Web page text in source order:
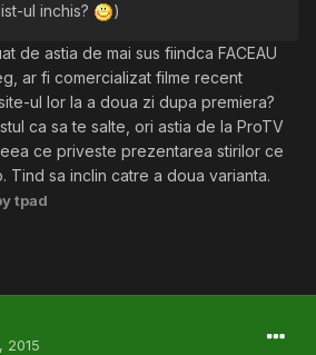
ul inchis? )
de astia de mai sus fiindca FACEAU
ar fi comercializat filme recent
ul lor la a doua zi dupa premiera?
ca sa te salte, ori astia de la ProTV
ce priveste prezentarea stirilor ce
Tind sa inclin catre a doua varianta.
tpad
2015